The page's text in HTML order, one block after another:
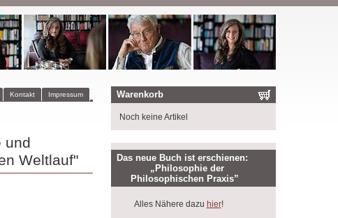
Impressum
Kontakt
und
Weltlauf"
Warenkorb
Noch keine Artikel
Das neue Buch ist erschienen:
„Philosophie der
Philosophischen Praxis”
Alles Nähere dazu hier!